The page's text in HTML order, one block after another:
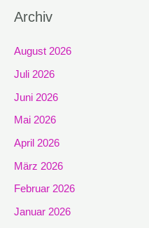
Archiv
August 2026
Juli 2026
Juni 2026
Mai 2026
April 2026
März 2026
Februar 2026
Januar 2026